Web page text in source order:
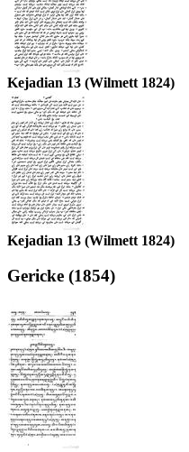
Kejadian 13 (Wilmett 1824)
Kejadian 13 (Wilmett 1824)
Gericke (1854)